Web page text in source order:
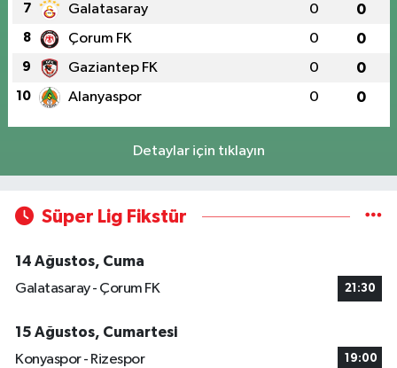
7 Galatasaray 0 0
8 Çorum FK 0 0
9 Gaziantep FK 0 0
10 Alanyaspor 0 0
Detaylar için tıklayın
Süper Lig Fikstür
14 Ağustos, Cuma
Galatasaray - Çorum FK
21:30
15 Ağustos, Cumartesi
Konyaspor - Rizespor
19:00